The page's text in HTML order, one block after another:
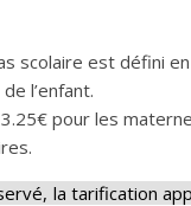
scolaire est défini
l’enfant.
pour les